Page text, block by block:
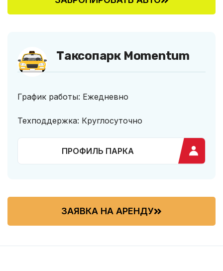
Таксопарк Momentum
График работы: Ежедневно
Техподдержка: Круглосуточно
ПРОФИЛЬ ПАРКА
ЗАЯВКА НА АРЕНДУ